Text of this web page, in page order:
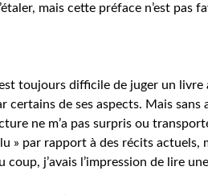
mais cette préface n’est pas
toujours difficile de juger un livre
certains de ses aspects. Mais
ne m’a pas surpris ou
» par rapport à des récits actuels,
coup, j’avais l’impression de lire